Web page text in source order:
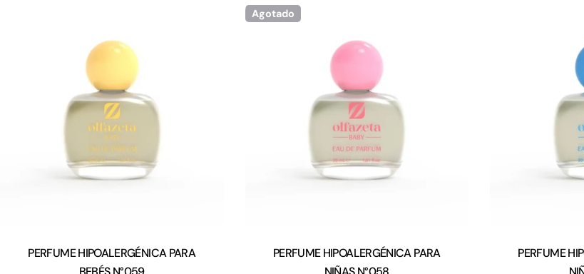
Tipo:
PERFUME HIPOALERGÉNICA PARA
Agotado
Tipo:
PERFUME HIPOALERGÉNICA PARA
PERFUME